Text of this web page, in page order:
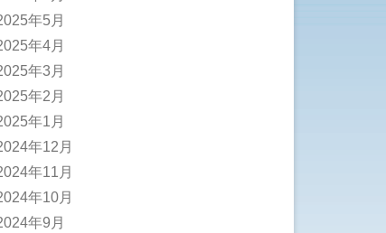
年5月
年4月
年3月
年2月
年1月
年12月
年11月
年10月
年9月